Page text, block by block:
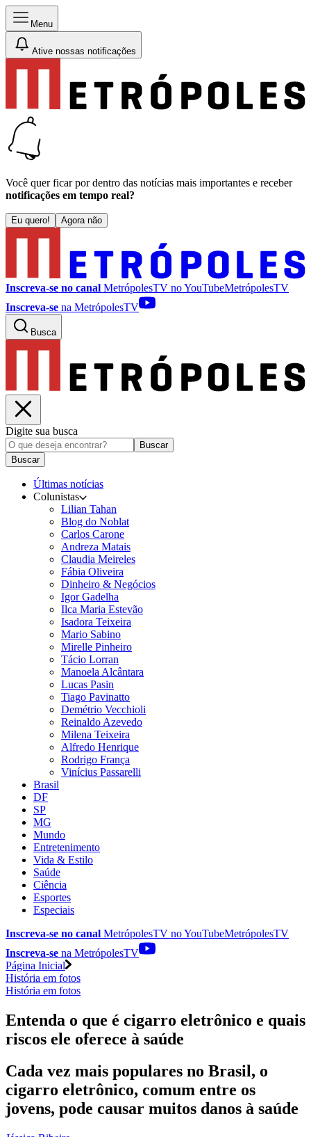
Menu
Ative nossas notificações
Você quer ficar por dentro das notícias mais importantes e receber
notificações em tempo real?
Eu quero! Agora não
Inscreva-se no canal MetrópolesTV noYouTubeMetrópolesTV
Inscreva-se na MetrópolesTV
Busca
Digite sua busca
Buscar
Buscar
Últimas notícias
Colunistas
Lilian Tahan
Blog do Noblat
Carlos Carone
Andreza Matais
Claudia Meireles
Fábia Oliveira
Dinheiro & Negócios
Igor Gadelha
Ilca Maria Estevão
Isadora Teixeira
Mario Sabino
Mirelle Pinheiro
Tácio Lorran
Manoela Alcântara
Lucas Pasin
Tiago Pavinatto
Demétrio Vecchioli
Reinaldo Azevedo
Milena Teixeira
Alfredo Henrique
Rodrigo França
Vinícius Passarelli
Brasil
DF
SP
MG
Mundo
Entretenimento
Vida & Estilo
Saúde
Ciência
Esportes
Especiais
Inscreva-se no canal MetrópolesTV noYouTubeMetrópolesTV
Inscreva-se na MetrópolesTV
Página Inicial
História em fotos
História em fotos
Entenda o que é cigarro eletrônico e quais
riscos ele oferece à saúde
Cada vez mais populares no Brasil, o
cigarro eletrônico, comum entre os
jovens, pode causar muitos danos à saúde